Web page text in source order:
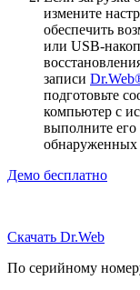
измените
обеспечить
или USB-
записи
подготовьте
компьютер с
выполните
обнаруженных
Демо бесплатно
Скачать Dr.Web
По серийному